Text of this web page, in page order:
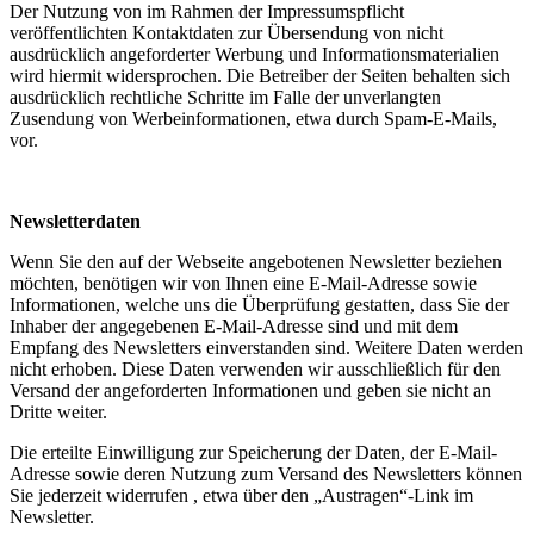
Der Nutzung von im Rahmen der Impressumspflicht
veröffentlichten Kontaktdaten zur Übersendung von nicht
ausdrücklich angeforderter Werbung und Informationsmaterialien
wird hiermit widersprochen. Die Betreiber der Seiten behalten sich
ausdrücklich rechtliche Schritte im Falle der unverlangten
Zusendung von Werbeinformationen, etwa durch Spam-E-Mails,
vor.
Newsletterdaten
Wenn Sie den auf der Webseite angebotenen Newsletter beziehen
möchten, benötigen wir von Ihnen eine E-Mail-Adresse sowie
Informationen, welche uns die Überprüfung gestatten, dass Sie der
Inhaber der angegebenen E-Mail-Adresse sind und mit dem
Empfang des Newsletters einverstanden sind. Weitere Daten werden
nicht erhoben. Diese Daten verwenden wir ausschließlich für den
Versand der angeforderten Informationen und geben sie nicht an
Dritte weiter.
Die erteilte Einwilligung zur Speicherung der Daten, der E-Mail-
Adresse sowie deren Nutzung zum Versand des Newsletters können
Sie jederzeit widerrufen , etwa über den „Austragen“-Link im
Newsletter.